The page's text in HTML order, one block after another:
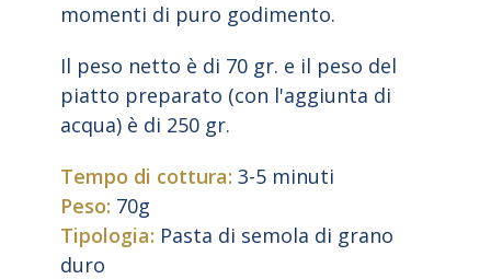
momenti di puro godimento.
Il peso netto è di 70 gr. e il peso del
piatto preparato (con l'aggiunta di
acqua) è di 250 gr.
Tempo di cottura: 3-5 minuti
Peso: 70g
Tipologia: Pasta di semola di grano
duro